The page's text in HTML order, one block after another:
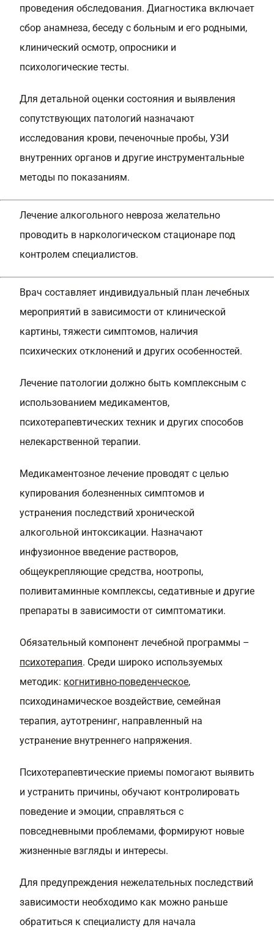
проведения обследования. Диагностика включает
сбор анамнеза, беседу с больным и его родными,
клинический осмотр, опросники и
психологические тесты.
Для детальной оценки состояния и выявления
сопутствующих патологий назначают
исследования крови, печеночные пробы, УЗИ
внутренних органов и другие инструментальные
методы по показаниям.
Лечение алкогольного невроза желательно
проводить в наркологическом стационаре под
контролем специалистов.
Врач составляет индивидуальный план лечебных
мероприятий в зависимости от клинической
картины, тяжести симптомов, наличия
психических отклонений и других особенностей.
Лечение патологии должно быть комплексным с
использованием медикаментов,
психотерапевтических техник и других способов
нелекарственной терапии.
Медикаментозное лечение проводят с целью
купирования болезненных симптомов и
устранения последствий хронической
алкогольной интоксикации. Назначают
инфузионное введение растворов,
общеукрепляющие средства, ноотропы,
поливитаминные комплексы, седативные и другие
препараты в зависимости от симптоматики.
Обязательный компонент лечебной программы –
психотерапия. Среди широко используемых
методик: когнитивно-поведенческое,
психодинамическое воздействие, семейная
терапия, аутотренинг, направленный на
устранение внутреннего напряжения.
Психотерапевтические приемы помогают выявить
и устранить причины, обучают контролировать
поведение и эмоции, справляться с
повседневными проблемами, формируют новые
жизненные взгляды и интересы.
Для предупреждения нежелательных последствий
зависимости необходимо как можно раньше
обратиться к специалисту для начала